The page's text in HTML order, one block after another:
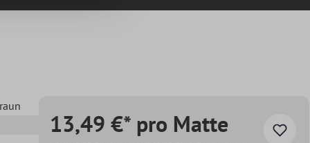
13,49 €* pro Matte